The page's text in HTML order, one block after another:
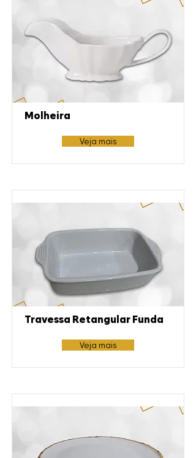
Molheira
Veja mais
Travessa Retangular Funda
Veja mais